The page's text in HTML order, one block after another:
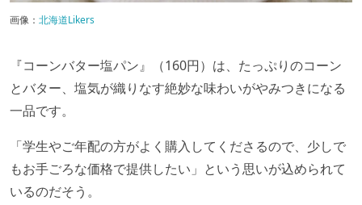
画像： 北海道Likers
『コーンバター塩パン』（160円）は、たっぷりのコーン
とバター、塩気が織りなす絶妙な味わいがやみつきになる
一品です。
「学生やご年配の方がよく購入してくださるので、少しで
もお手ごろな価格で提供したい」という思いが込められて
いるのだそう。